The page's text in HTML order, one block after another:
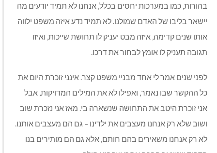
בהורות, כמו במערכות יחסים בכלל, אנחנו לא תמיד יודעים מה
יישאר בליבו של האדם שמולנו. לא תמיד נדע איזה משפט ילווה
אותו שנים קדימה, איזה מבט יעניק לו תחושת שייכות, ואיזו
תגובה תעניק לו אומץ לבחור את דרכו.
לפני שנים אמר לי אחד מבניי משפט קצר. אינני זוכרת היום את
כל ההקשר שבו נאמר, ואפילו לא את המילים המדויקות, אבל
אני זוכרת היטב את התחושה שנשארה בי. מאז אני נזכרת שוב
ושוב שלא רק אנחנו מעצבים את ילדינו – גם הם מעצבים אותנו.
לא רק אנחנו משאירים בהם חותם, אלא גם הם מותירים בנו